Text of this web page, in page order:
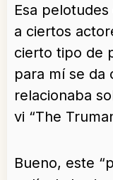
Esa
a ciertos
cierto tipo de
para mí se da
relacionaba
vi “The
Bueno, este